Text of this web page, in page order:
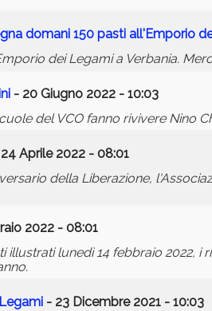
domani 150 pasti all'Emporio
dei Legami a Verbania.
- 20 Giugno 2022 - 10:03
del VCO fanno rivivere Nino
Aprile 2022 - 08:01
della Liberazione,
2022 - 08:01
illustrati lunedì 14 febbraio 2022,
- 23 Dicembre 2021 - 10:03